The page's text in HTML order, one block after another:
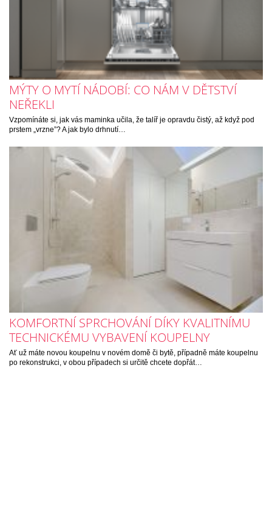
MÝTY O MYTÍ NÁDOBÍ: CO NÁM V DĚTSTVÍ
NEŘEKLI
Vzpomínáte si, jak vás maminka učila, že talíř je opravdu čistý, až když pod
prstem „vrzne”? A jak bylo drhnutí…
KOMFORTNÍ SPRCHOVÁNÍ DÍKY KVALITNÍMU
TECHNICKÉMU VYBAVENÍ KOUPELNY
Ať už máte novou koupelnu v novém domě či bytě, případně máte koupelnu
po rekonstrukci, v obou případech si určitě chcete dopřát…